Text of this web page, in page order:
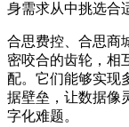
身需求从中挑选合
合思费控、合思商
密咬合的齿轮，相
配。它们能够实现
据壁垒，让数据像
字化难题。